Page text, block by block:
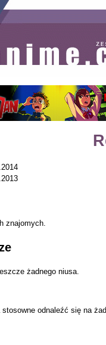
znajomych.
żadnego niusa.
stosowne odnaleźć się na